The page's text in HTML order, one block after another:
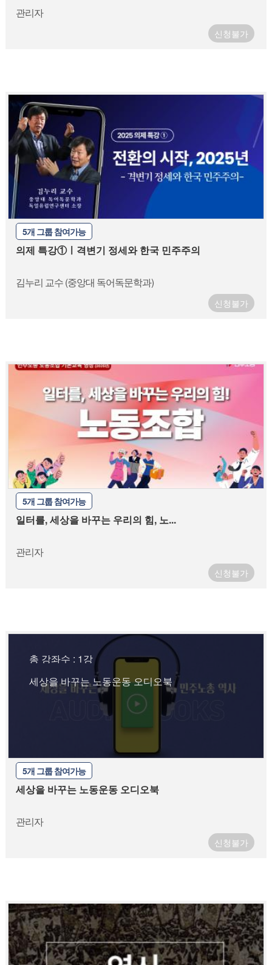
관리자
신청불가
5개 그룹 참여가능
의제 특강①ㅣ격변기 정세와 한국 민주주의
김누리 교수 (중앙대 독어독문학과)
신청불가
5개 그룹 참여가능
일터를, 세상을 바꾸는 우리의 힘, 노...
관리자
신청불가
총 강좌수 : 1강
세상을 바꾸는 노동운동 오디오북
5개 그룹 참여가능
세상을 바꾸는 노동운동 오디오북
관리자
신청불가